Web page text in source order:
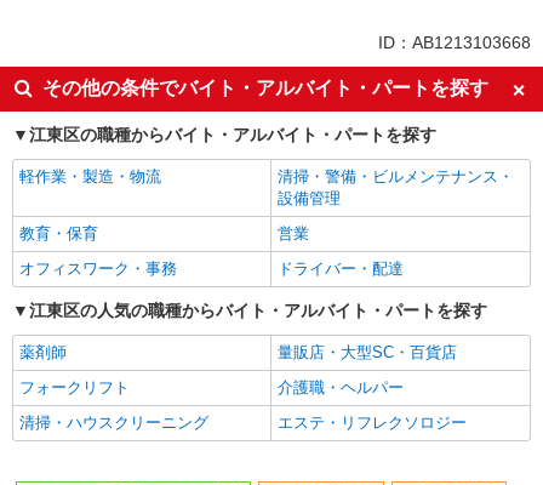
Web面接OK
未経験歓迎
女性活躍中
週2～3日勤務OK
扶養内勤務OK
交通費支給
制服貸与
研修制度あり
同じ職種から求人を探す
販売・接客サービス
フロント・受付・フロア案内
同じ特徴から求人を探す
未経験歓迎
週2～3日勤務OK
扶養内勤務OK
交通費支給
ID：AB1213103668
その他の条件でバイト・アルバイト・パートを探す
江東区の職種からバイト・アルバイト・パートを探す
軽作業・製造・物流
清掃・警備・ビルメンテナンス・
設備管理
教育・保育
営業
オフィスワーク・事務
ドライバー・配達
江東区の人気の職種からバイト・アルバイト・パートを探す
薬剤師
量販店・大型SC・百貨店
フォークリフト
介護職・ヘルパー
清掃・ハウスクリーニング
エステ・リフレクソロジー